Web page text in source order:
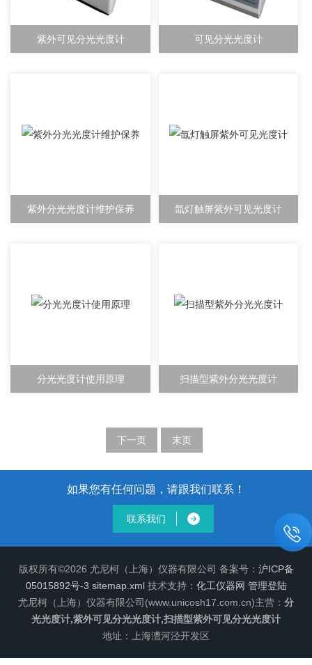
紫外可见分光光度计 可见分光光度计
紫外分光光度计维护保养 氙灯触屏紫外可见光度计
分光光度计使用原理 扫描型紫外分光光度计
下一页 末页
如果您有任何问题，请跟我们联系！
联系我们
版权所有©2026 尤尼柯（上海）仪器有限公司 备案号： 沪ICP备
05015892号-3 sitemap.xml技术支持： 化工仪器网 管理登陆
尤尼柯（上海）仪器有限公司(www.unicosh17.com.cn)主营： 分
光光度计,紫外可见分光光度计,扫描型紫外可见分光光度计
地址：上海漕河泾开发区